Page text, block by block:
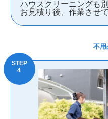
ハウスクリーニングも
お見積り後、作業させ
不用